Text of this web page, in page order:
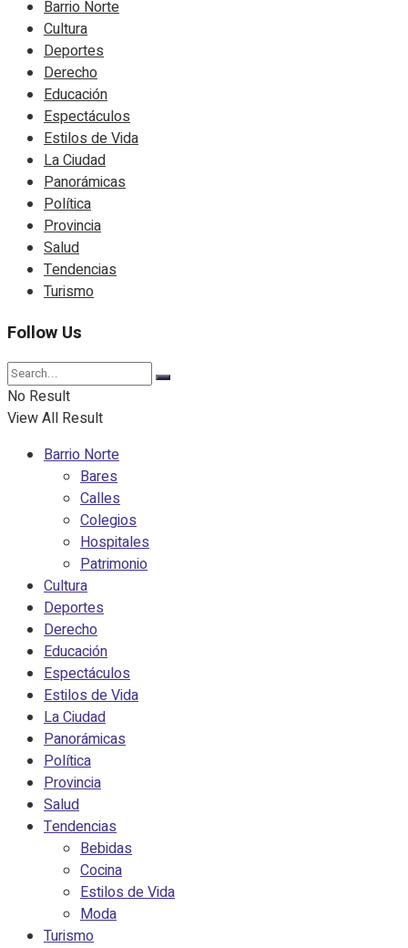
Barrio Norte
Cultura
Deportes
Derecho
Educación
Espectáculos
Estilos de Vida
La Ciudad
Panorámicas
Política
Provincia
Salud
Tendencias
Turismo
Follow Us
No Result
View All Result
Barrio Norte
Bares
Calles
Colegios
Hospitales
Patrimonio
Cultura
Deportes
Derecho
Educación
Espectáculos
Estilos de Vida
La Ciudad
Panorámicas
Política
Provincia
Salud
Tendencias
Bebidas
Cocina
Estilos de Vida
Moda
Turismo